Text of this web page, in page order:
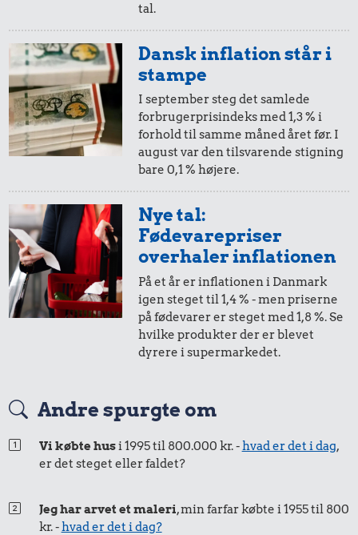
10,-
5,-
i 2013
= 5,-
i 2014
2,-
i 2013 i 2014
1,-
i 2013
= 1,-
i 2014
i 2013
tal.
Dansk inflation står i
stampe
I september steg det samlede
forbrugerprisindeks med 1,3 % i
forhold til samme måned året før. I
august var den tilsvarende stigning
bare 0,1 % højere.
Nye tal:
Fødevarepriser
overhaler inflationen
På et år er inflationen i Danmark
igen steget til 1,4 % - men priserne
på fødevarer er steget med 1,8 %. Se
hvilke produkter der er blevet
dyrere i supermarkedet.
Andre spurgte om
Vi købte husi 1995 til 800.000 kr. -hvad er det i dag,
er det steget eller faldet?
Jeg har arvet et maleri, min farfar købte i 1955 til 800
kr. -hvad er det i dag?